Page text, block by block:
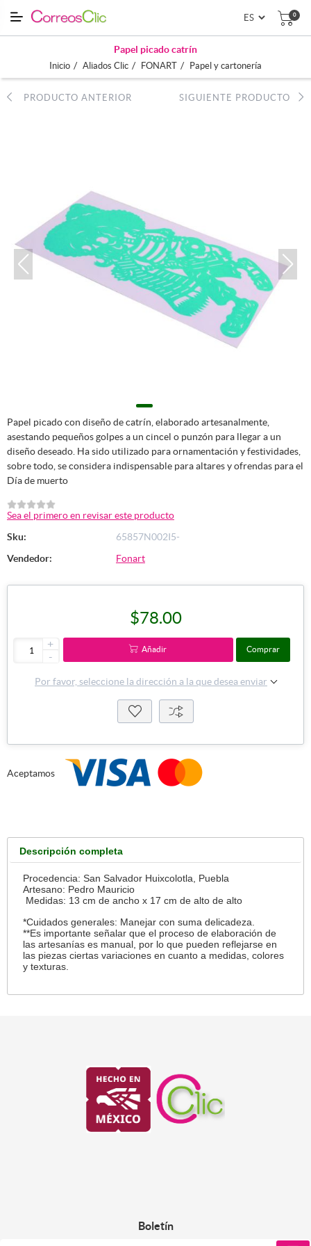
0
Papel picado catrín
Inicio / Aliados Clic / FONART / Papel y cartonería
PRODUCTO ANTERIOR SIGUIENTE PRODUCTO
Papel picado con diseño de catrín, elaborado artesanalmente,
asestando pequeños golpes a un cincel o punzón para llegar a un
diseño deseado. Ha sido utilizado para ornamentación y festividades,
sobre todo, se considera indispensable para altares y ofrendas para el
Día de muerto
Sea el primero en revisar este producto
Sku:
65857N002I5-
Vendedor:
Fonart
$78.00
+
-
Añadir Comprar
Por favor, seleccione la dirección a la que desea enviar
Aceptamos
Descripción completa
Procedencia: San Salvador Huixcolotla, Puebla
Artesano: Pedro Mauricio
Medidas: 13 cm de ancho x 17 cm de alto de alto
*Cuidados generales: Manejar con suma delicadeza.
**Es importante señalar que el proceso de elaboración de
las artesanías es manual, por lo que pueden reflejarse en
las piezas ciertas variaciones en cuanto a medidas, colores
y texturas.
Boletín